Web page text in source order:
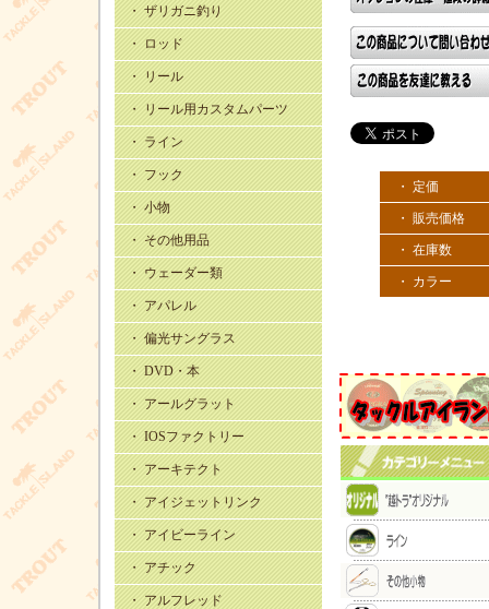
・ ザリガニ釣り
・ ロッド
・ リール
・ リール用カスタムパーツ
・ ライン
・ フック
・ 小物
・ その他用品
・ ウェーダー類
・ アパレル
・ 偏光サングラス
・ DVD・本
・ アールグラット
・ IOSファクトリー
・ アーキテクト
・ アイジェットリンク
・ アイビーライン
・ アチック
・ アルフレッド
・ 定価
・ 販売価格
・ 在庫数
・ カラー